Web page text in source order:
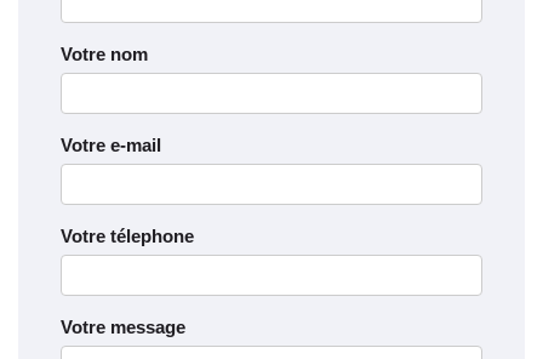
Votre nom
Votre e-mail
Votre télephone
Votre message